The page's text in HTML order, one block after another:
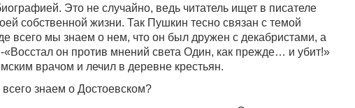
Это не случайно, ведь читатель ищет в писателе
собственной жизни. Так Пушкин тесно связан с темой
всего мы знаем о нем, что он был дружен с декабристами, а
-«Восстал он против мнений света Один, как прежде… и убит!»
врачом и лечил в деревне крестьян.
знаем о Достоевском?